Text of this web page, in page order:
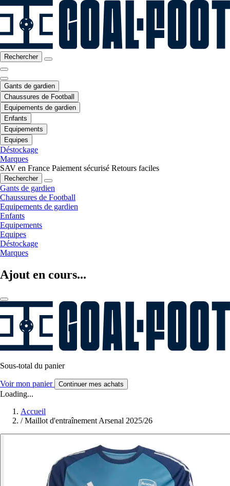
Rechercher
Gants de gardien
Chaussures de Football
Equipements de gardien
Enfants
Equipements
Equipes
Déstockage
Marques
SAV en France Paiement sécurisé Retours faciles
Rechercher
Gants de gardien
Chaussures de Football
Equipements de gardien
Enfants
Equipements
Equipes
Déstockage
Marques
Ajout en cours...
Sous-total du panier
Voir mon panier Continuer mes achats
Loading...
Accueil
/ Maillot d'entraînement Arsenal 2025/26